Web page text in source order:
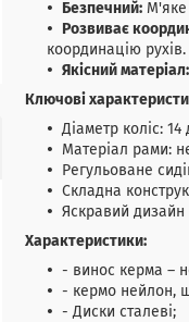
Безпечний: М'яке
Розвиває
координацію рухів.
Якісний матеріал:
Ключові
Діаметр коліс: 14
Матеріал рами:
Регульоване
Складна
Яскравий дизайн
Характеристики:
- винос керма –
- кермо нейлон,
- Диски сталеві;